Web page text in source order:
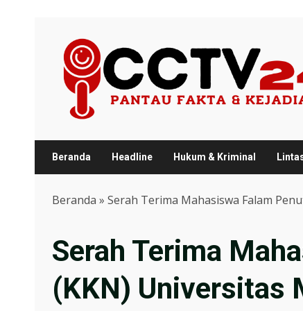
content
Beranda Headline Hukum & Kriminal
Beranda » Serah Terima Mahasiswa Falam
Serah Terima
(KKN) Universitas